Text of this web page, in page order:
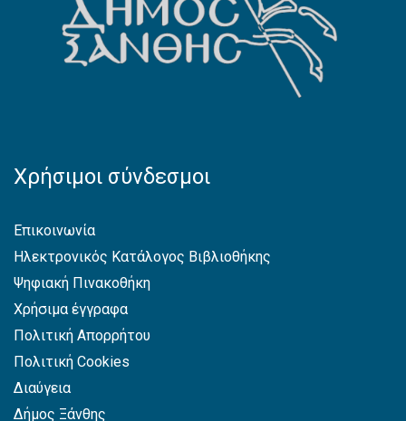
Χρήσιμοι σύνδεσμοι
Επικοινωνία
Ηλεκτρονικός Κατάλογος Βιβλιοθήκης
Ψηφιακή Πινακοθήκη
Χρήσιμα έγγραφα
Πολιτική Απορρήτου
Πολιτική Cookies
Διαύγεια
Δήμος Ξάνθης